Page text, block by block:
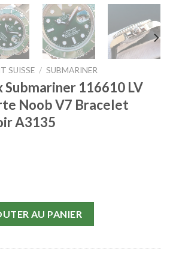
SUISSE / SUBMARINER
Submariner 116610 LV
Noob V7 Bracelet
A3135
AU PANIER